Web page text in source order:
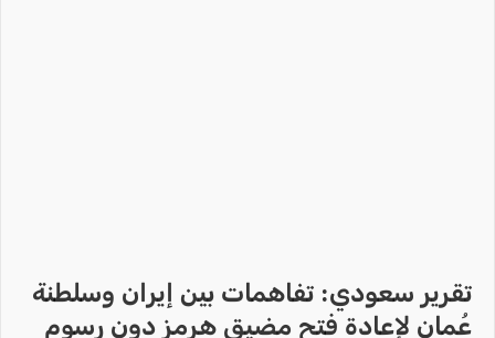
تقرير سعودي: تفاهمات بين إيران وسلطنة
عُمان لإعادة فتح مضيق هرمز دون رسوم